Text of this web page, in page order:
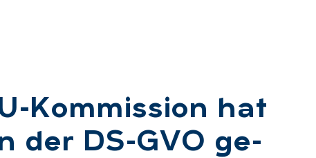
Kom­mis­si­on hat
der DS-GVO ge­